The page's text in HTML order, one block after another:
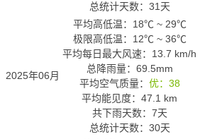
总统计天数：31天
2025年06月
平均高低温： 18℃ ~ 29℃
极限高低温： 12℃ ~ 36℃
平均每日最大风速：13.7 km/h
总降雨量：69.5mm
平均空气质量： 优：38
平均能见度：47.1 km
共下雨天数：7天
总统计天数：30天